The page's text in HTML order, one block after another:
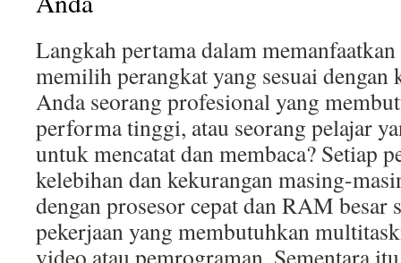
Langkah pertama dalam
memilih perangkat yang sesuai dengan
Anda seorang profesional yang
performa tinggi, atau seorang pelajar
untuk mencatat dan membaca? Setiap
kelebihan dan kekurangan masing-
dengan prosesor cepat dan RAM besar
pekerjaan yang membutuhkan
video atau pemrograman. Sementara